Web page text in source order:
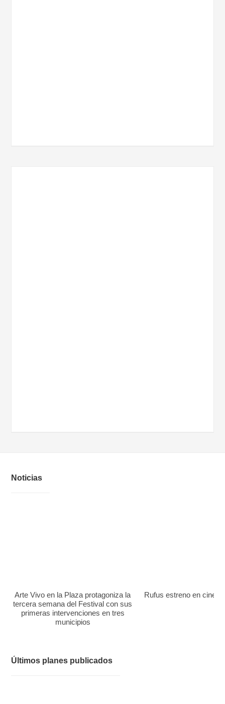
Noticias
Arte Vivo en la Plaza protagoniza la
tercera semana del Festival con sus
primeras intervenciones en tres
municipios
Rufus estreno en cines
Últimos planes publicados